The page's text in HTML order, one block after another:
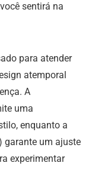
sentirá na
para atender
atemporal
A
uma
enquanto a
garante um ajuste
experimentar